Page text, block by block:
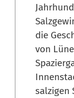
die
von
salzigen